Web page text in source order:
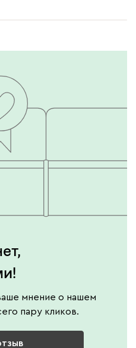
мнение о нашем
пару кликов.